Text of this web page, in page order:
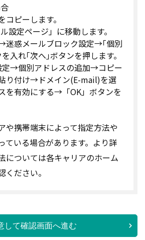
コピーします。
設定ページ」に移動します。
迷惑メールブロック設定→｢個別
入れ｢次へ｣ボタンを押します。
定→個別アドレスの追加→コピー
り付け→ドメイン(E-mail)を選
を有効にする→「OK」ボタンを
や携帯端末によって指定方法や
ている場合があります。より詳
については各キャリアのホーム
ください。
して確認画面へ進む